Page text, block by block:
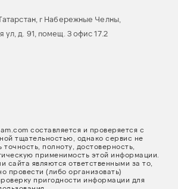
г Набережные Челны,
ул, д. 91, помещ. 3 офис 17.2
составляется и проверяется с
тщательностью, однако сервис не
полноту, достоверность,
применимость этой информации.
сайта являются ответственными за то,
провести (либо организовать)
пригодности информации для